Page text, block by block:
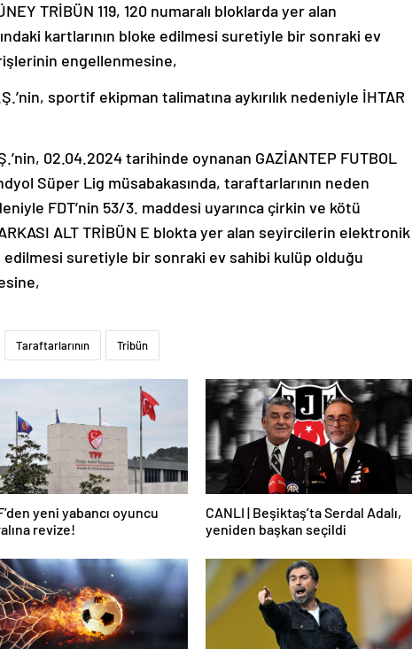
TRİBÜN 119, 120 numaralı bloklarda yer alan
kartlarının bloke edilmesi suretiyle bir sonraki ev
engellenmesine,
sportif ekipman talimatına aykırılık nedeniyle İHTAR
02.04.2024 tarihinde oynanan GAZİANTEP FUTBOL
Süper Lig müsabakasında, taraftarlarının neden
FDT’nin 53/3. maddesi uyarınca çirkin ve kötü
ALT TRİBÜN E blokta yer alan seyircilerin elektronik
edilmesi suretiyle bir sonraki ev sahibi kulüp olduğu
Taraftarlarının Tribün
yeni yabancı oyuncu
revize!
CANLI | Beşiktaş’ta Serdal Adalı,
yeniden başkan seçildi